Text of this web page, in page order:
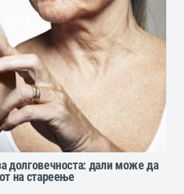
долговечноста: дали може да
на стареење